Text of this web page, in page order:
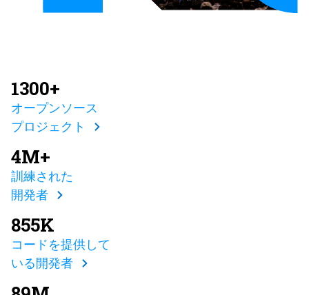
1300+
オープンソース
プロジェクト
4M+
訓練された
開発者
855K
コードを提供して
いる開発者